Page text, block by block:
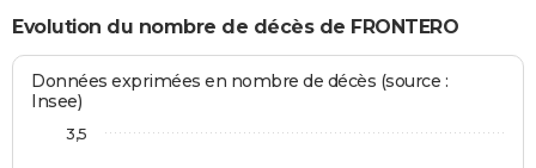
Evolution du nombre de décès de FRONTERO
Données exprimées en nombre de décès (source :
Insee)
3,5